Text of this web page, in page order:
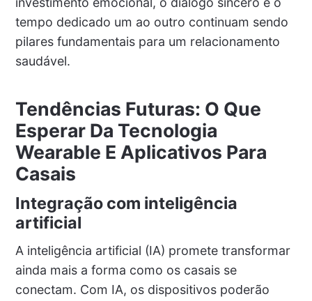
tempo dedicado um ao outro continuam sendo
pilares fundamentais para um relacionamento
saudável.
Tendências Futuras: O Que
Esperar Da Tecnologia
Wearable E Aplicativos Para
Casais
Integração com inteligência
artificial
A inteligência artificial (IA) promete transformar
ainda mais a forma como os casais se
conectam. Com IA, os dispositivos poderão